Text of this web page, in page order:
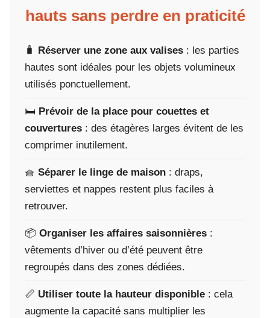
hauts sans perdre en praticité
🧳 Réserver une zone aux valises : les parties
hautes sont idéales pour les objets volumineux
utilisés ponctuellement.
🛏️ Prévoir de la place pour couettes et
couvertures : des étagères larges évitent de les
comprimer inutilement.
🧺 Séparer le linge de maison : draps,
serviettes et nappes restent plus faciles à
retrouver.
📦 Organiser les affaires saisonnières :
vêtements d’hiver ou d’été peuvent être
regroupés dans des zones dédiées.
📏 Utiliser toute la hauteur disponible : cela
augmente la capacité sans multiplier les